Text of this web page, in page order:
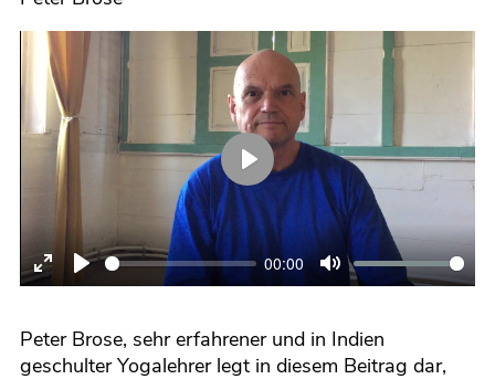
EnterPlay
00:00
Mute
Play
Peter Brose, sehr erfahrener und in Indien
geschulter Yogalehrer legt in diesem Beitrag dar,